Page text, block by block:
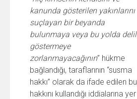
kanunda gösterilen yakınlarını
suçlayan bir beyanda
bulunmaya veya bu yolda delil
göstermeye
zorlanmayacağının” hükme
bağlandığı, taraflarının “susma
hakkı” olarak da ifade edilen bu
hakkını kullandığı iddialarına yer